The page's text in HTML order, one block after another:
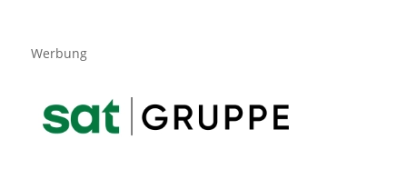
Werbung